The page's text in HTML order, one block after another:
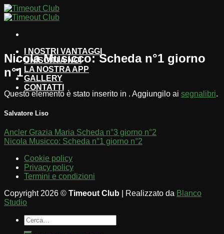
Salta
ai
I NOSTRI VANTAGGI
UNISCITI A NOI
LA NOSTRA APP
GALLERY
CONTATTI
Nicola Musicco: Scheda n°1 giorno
n°1
Questo elemento è stato inserito in . Aggiungilo ai segnalibri.
Salvatore Liso
Ancler Grazia Maria Scheda n°3 giorno n°2
Nicola Musicco: Scheda n°1 giorno n°2
Cookie policy
Privacy policy
Termini e condizioni
Copyright 2026 © Timeout Club | Realizzato da Blanco
Studio